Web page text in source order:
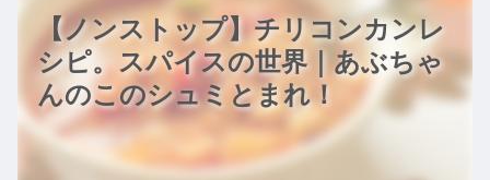
【ノンストップ】チリコンカンレ
シピ。スパイスの世界｜あぶちゃ
んのこのシュミとまれ！